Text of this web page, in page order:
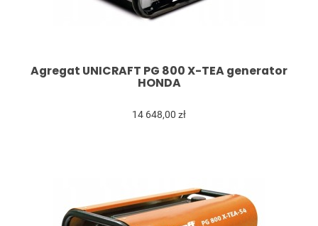
Agregat UNICRAFT PG 800 X-TEA generator
HONDA
14 648,00 zł